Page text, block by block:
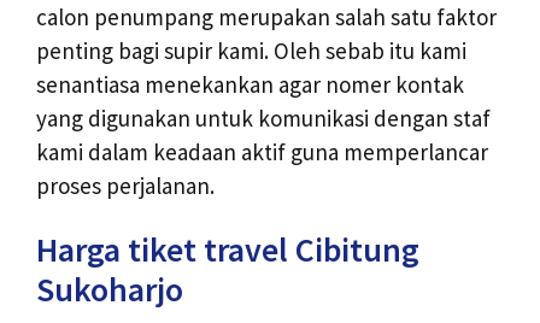
calon penumpang merupakan salah satu faktor
penting bagi supir kami. Oleh sebab itu kami
senantiasa menekankan agar nomer kontak
yang digunakan untuk komunikasi dengan staf
kami dalam keadaan aktif guna memperlancar
proses perjalanan.
Harga tiket travel Cibitung
Sukoharjo